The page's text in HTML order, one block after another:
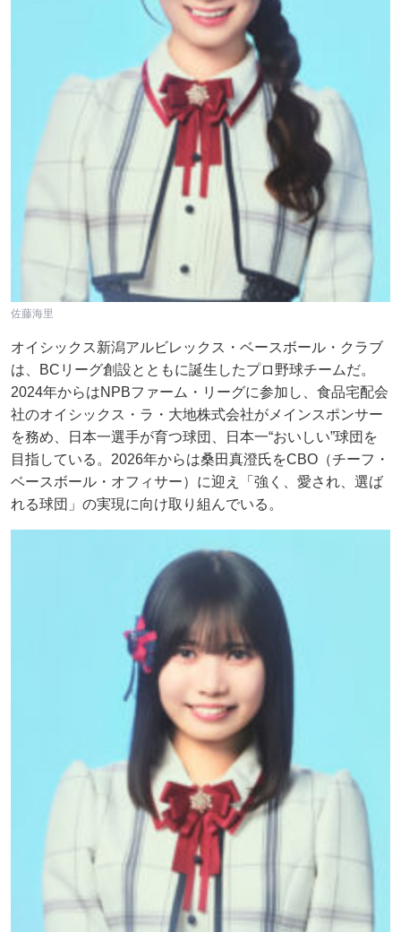
佐藤海里
オイシックス新潟アルビレックス・ベースボール・クラブ
は、BCリーグ創設とともに誕生したプロ野球チームだ。
2024年からはNPBファーム・リーグに参加し、食品宅配会
社のオイシックス・ラ・大地株式会社がメインスポンサー
を務め、日本一選手が育つ球団、日本一“おいしい”球団を
目指している。2026年からは桑田真澄氏をCBO（チーフ・
ベースボール・オフィサー）に迎え「強く、愛され、選ば
れる球団」の実現に向け取り組んでいる。